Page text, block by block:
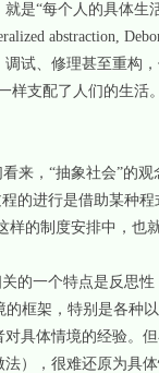
是“每个人的具体
abstraction,
试、修理甚至重构
样支配了人们的生
，“抽象社会”的观
进行是借助某种程
样的制度安排中，
一个特点是反思性
的框架，特别是各
具体情境的经验。
），很难还原为具